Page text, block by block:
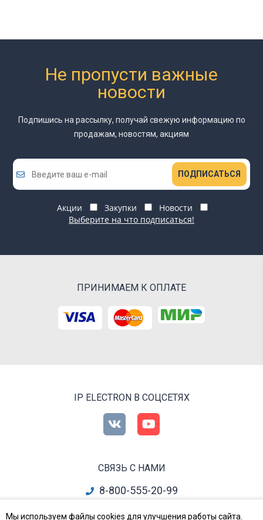
Не пропусти важные
новости
Подпишись на рассылку, получай свежую информацию по
продажам, новостям, акциям
ПОДПИСАТЬСЯ
Акции Закупки
Новости
Выберите на что подписаться!
ПРИНИМАЕМ К ОПЛАТЕ
IP ELECTRON В СОЦСЕТЯХ
СВЯЗЬ С НАМИ
8-800-555-20-99
info@ipelectron.ru
Мы используем файлы cookies для улучшения работы сайта.